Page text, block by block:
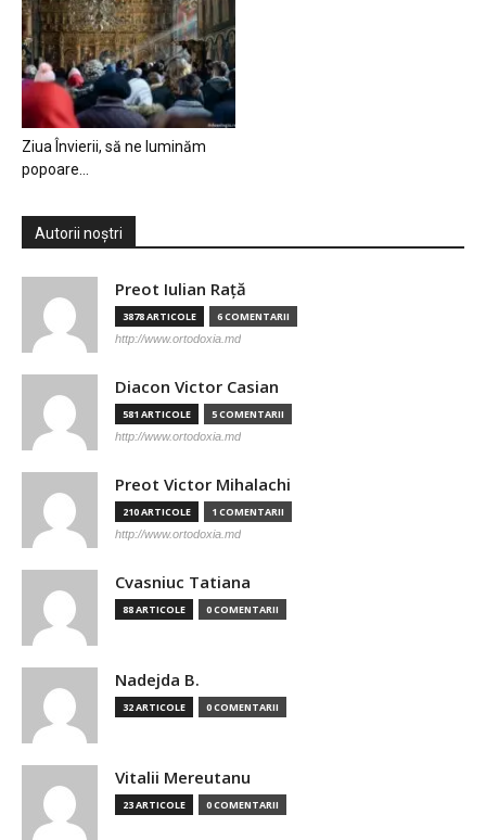
Ziua Învierii, să ne luminăm
popoare…
Autorii noștri
Preot Iulian Raţă
3878 ARTICOLE 6 COMENTARII
http://www.ortodoxia.md
Diacon Victor Casian
581 ARTICOLE 5 COMENTARII
http://www.ortodoxia.md
Preot Victor Mihalachi
210 ARTICOLE 1 COMENTARII
http://www.ortodoxia.md
Cvasniuc Tatiana
88 ARTICOLE 0 COMENTARII
Nadejda B.
32 ARTICOLE 0 COMENTARII
Vitalii Mereutanu
23 ARTICOLE 0 COMENTARII